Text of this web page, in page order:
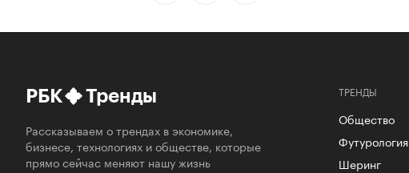
РБК Тренды
Рассказываем о трендах в экономике,
бизнесе, технологиях и обществе, которые
прямо сейчас меняют нашу жизнь
ТРЕНДЫ
Общество
Футурология
Шеринг